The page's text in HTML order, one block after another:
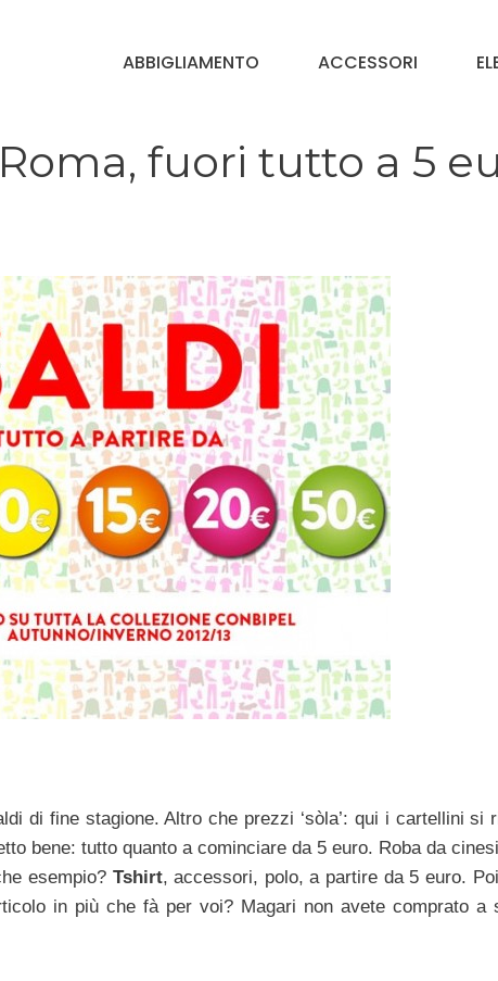
ABBIGLIAMENTO ACCESSORI
fuori tutto a 5
di fine stagione. Altro che prezzi ‘sòla’: qui i cartellini si
bene: tutto quanto a cominciare da 5 euro. Roba da
esempio? Tshirt, accessori, polo, a partire da 5 euro.
in più che fà per voi? Magari non avete comprato a